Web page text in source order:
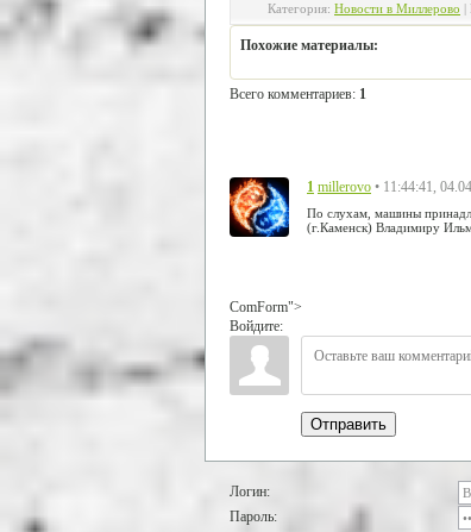
Категория: Новости в Миллерово
Похожие материалы:
Всего комментариев: 1
1 millerovo • 11:44:41,
По слухам, машины
(г.Каменск) Владимиру
ComForm">
Войдите:
Отправить
Логин:
Пароль: